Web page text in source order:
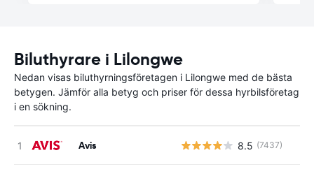
Biluthyrare i Lilongwe
Nedan visas biluthyrningsföretagen i Lilongwe med de bästa
betygen. Jämför alla betyg och priser för dessa hyrbilsföretag
i en sökning.
Avis 8.5 (7437)